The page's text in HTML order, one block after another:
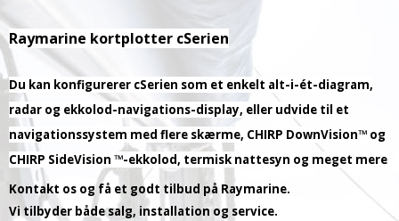
Raymarine kortplotter cSerien
Du kan konfigurerer cSerien som et enkelt alt-i-ét-diagram,
radar og ekkolod-navigations-display, eller udvide til et
navigationssystem med flere skærme, CHIRP DownVision™ og
CHIRP SideVision ™-ekkolod, termisk nattesyn og meget mere
Kontakt os og få et godt tilbud på Raymarine.
Vi tilbyder både salg, installation og service.